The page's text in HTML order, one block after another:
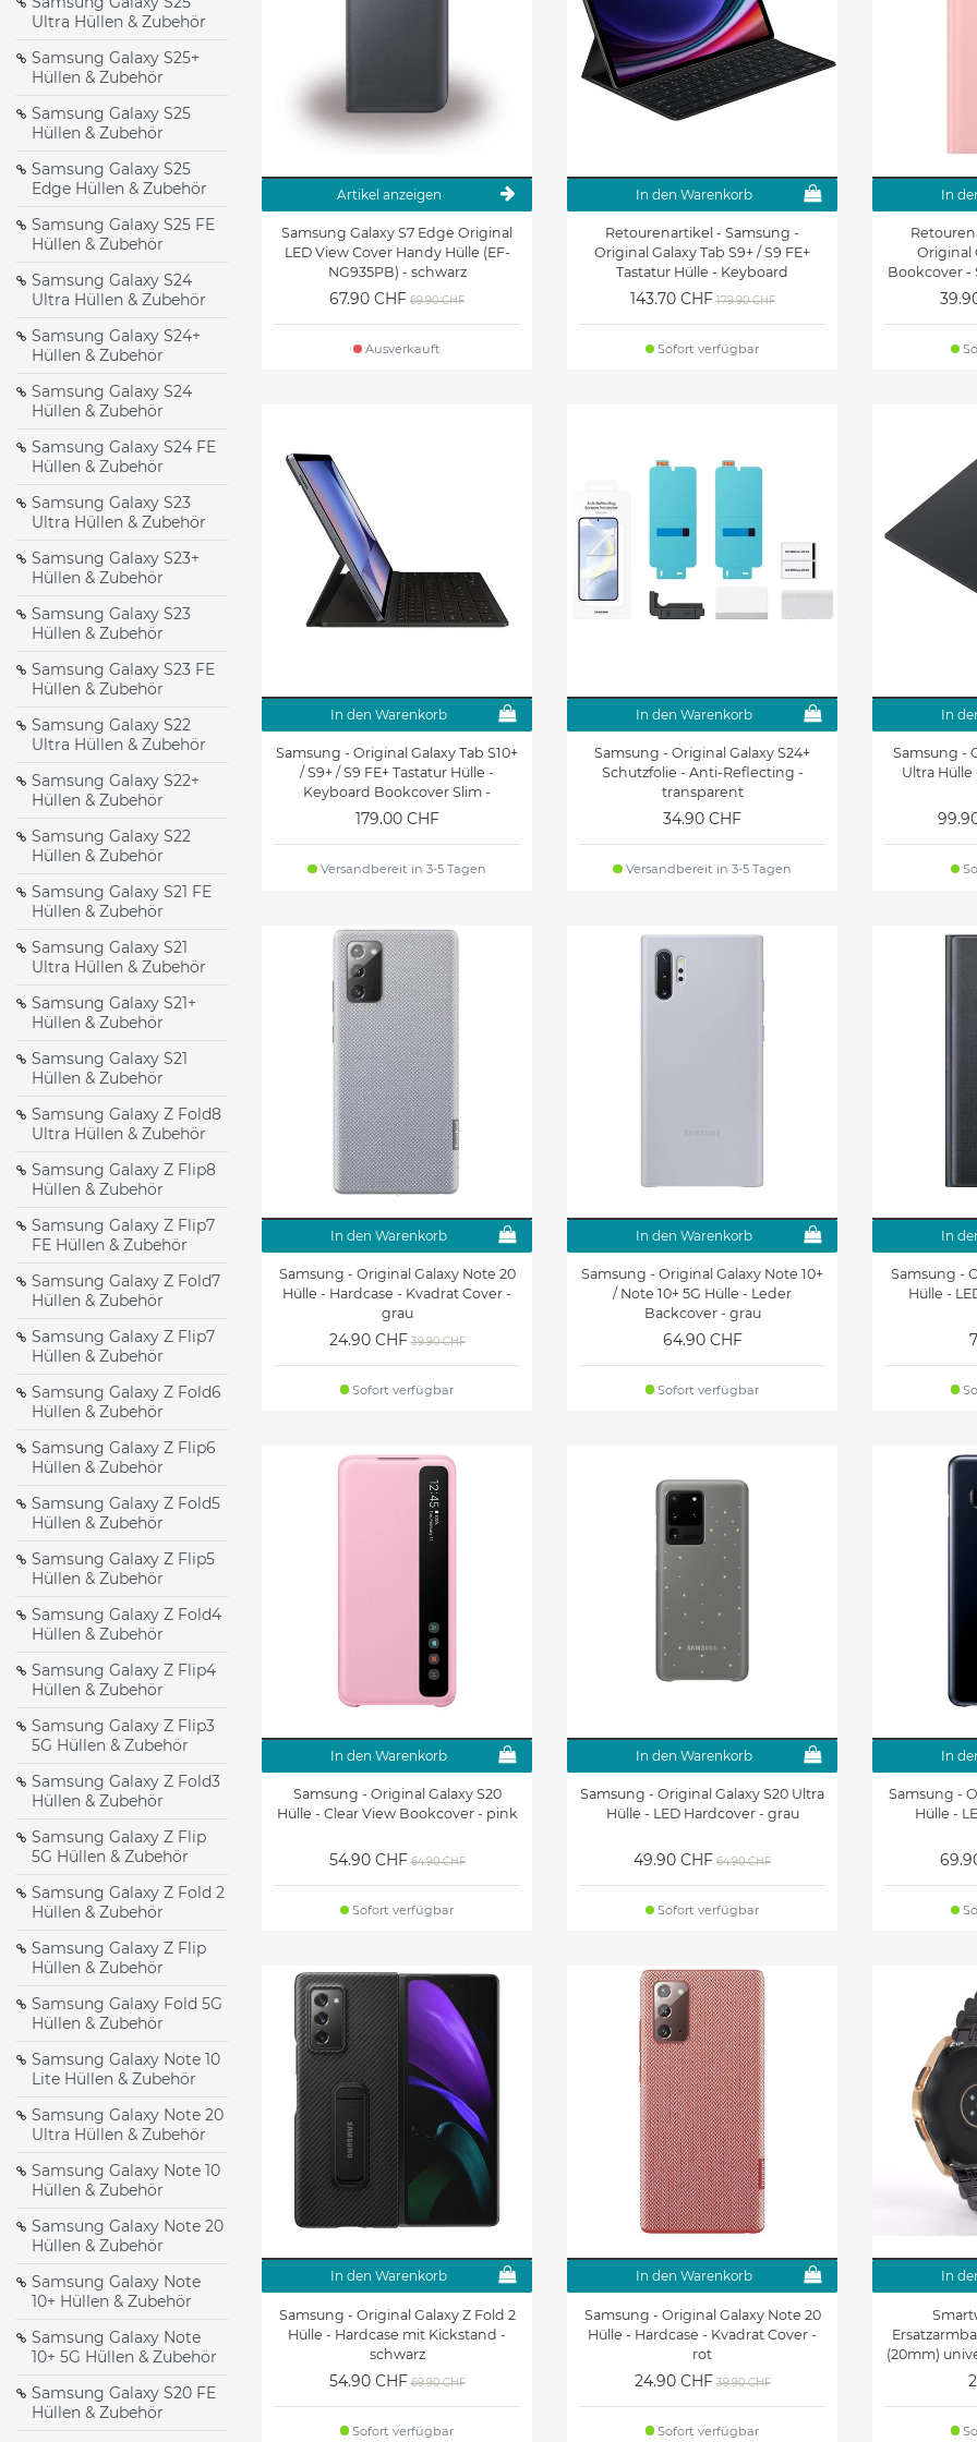
Hüllen & Zubehör
Hüllen & Zubehör
Samsung Galaxy A23 5G
Hüllen & Zubehör
Hüllen & Zubehör
Samsung Galaxy A22 4G
Hüllen & Zubehör
Samsung Galaxy A21s
Hüllen & Zubehör
Samsung Galaxy A17 4G
Samsung Galaxy A16 5G
Hüllen & Zubehör
Samsung Galaxy A16 4G
Samsung Galaxy A14 4G
Hüllen & Zubehör
Samsung Galaxy A13 5G
Hüllen & Zubehör
Samsung Galaxy A13 4G
Hüllen & Zubehör
Samsung Galaxy A12 Hüllen
& Zubehör
Hüllen & Zubehör
Samsung Galaxy A06 5G
Hüllen & Zubehör
Samsung Galaxy A04s
Hüllen & Zubehör
Samsung Galaxy A03s
Hüllen & Zubehör
Hüllen & Zubehör
Samsung Galaxy M52 5G
Hüllen & Zubehör
Samsung Galaxy M33 5G
Hüllen & Zubehör
Samsung Galaxy M20
Galaxy Note 9 Hüllen &
Zubehör
Samsung Galaxy Tab S10+
Hüllen & Zubehör
Samsung Galaxy Tab S10
Lite Hüllen & Zubehör
Ultra Hüllen & Zubehör
Samsung Galaxy Tab S9
FE+ Hüllen & Zubehör
Samsung Galaxy Tab S8
Ultra Hüllen & Zubehör
Samsung Galaxy Tab S8+
Hüllen & Zubehör
Samsung Galaxy Tab S8
Hüllen & Zubehör
Hüllen & Zubehör
Samsung Galaxy Tab S7 FE
Hüllen & Zubehör
Samsung Galaxy Tab A11+
Hüllen & Zubehör
Samsung Galaxy Tab A11
Hüllen & Zubehör
Samsung Galaxy Tab A8
(2021) Hüllen & Zubehör
Hüllen & Zubehör
Lite Hüllen & Zubehör
(2020) Hüllen & Zubehör
Samsung Galaxy Tab A7
Samsung Galaxy Tab A 8.0
(2019) Hüllen & Zubehör
Samsung Galaxy Tab Active
2 8.0 Hüllen & Zubehör
Galaxy Tab S4 10.5 Hüllen &
Galaxy Note 8.0
(N5100/N5110) Hüllen &
Zubehör
Galaxy Tab S3 8.0 Hüllen &
Zubehör
Galaxy Note Pro/Tab Pro
12.2 (P900/T900) Hüllen &
Zubehör
Galaxy Tab S3 9.7 Hüllen &
Zubehör
Galaxy S8 Hüllen &
Zubehör
Galaxy S6 Edge Hüllen &
Zubehör
Galaxy S6 Edge Plus Hüllen
& Zubehör
Galaxy S6 Active Hüllen &
Galaxy A6+ (2018) Hüllen &
Galaxy A8 (2018) Hüllen &
Zubehör
Galaxy A5 (2017 Edition)
Hüllen & Zubehör
Galaxy A5 (2016 Edition)
Hüllen & Zubehör
Zubehör
Galaxy Ace 3 Hüllen &
Zubehör
Galaxy C7 Hüllen &
Zubehör
Galaxy Core 2 Hüllen &
Zubehör
Galaxy Core/Core Duos
Hüllen & Zubehör
Galaxy Express Hüllen &
Zubehör
Galaxy Mega 5.8 Hüllen &
Zubehör
Galaxy Mega 6.3 Hüllen &
Zubehör
Galaxy Mini 2 Hüllen &
Zubehör
Galaxy Note 8 Hüllen &
Galaxy Note 4 Hüllen &
Galaxy Note 3 Hüllen &
Zubehör
Galaxy Note 3 Lite/Neo
Hüllen & Zubehör
Zubehör
Galaxy J1 Ace Hüllen &
Galaxy J5 (2016 Edition)
Hüllen & Zubehör
Galaxy J5 Hüllen & Zubehör
Galaxy J6+ Hüllen &
Zubehör
Galaxy S5 Mini Hüllen &
Galaxy S5 Neo Hüllen &
Galaxy S3 Mini Hüllen &
Zubehör
Galaxy S Duos Hüllen &
Samsung Galaxy Xcover7
Pro Hüllen & Zubehör
Samsung Galaxy Xcover7
Hüllen & Zubehör
Samsung Galaxy Xcover6
Galaxy Xcover 2 Hüllen &
Samsung Galaxy Xcover
Pro Hüllen & Zubehör
Galaxy Tab 4 10.1
(T530/T531/T533/T535) Hüllen
Galaxy Tab 4 8.0
(T330/T331/T335) Hüllen &
Galaxy Tab 3 7.0 Hüllen &
Zubehör
Galaxy Tab 3 7.0 Lite Hüllen
& Zubehör
Zubehör
Galaxy Tab 2 7.0 Hüllen &
Galaxy Tab A 8.0 (T350)
Galaxy Tab A 8.0 (2017)
(T550/T555) Hüllen &
Galaxy Tab Pro 10.1
(T520/T525) Hüllen &
Zubehör
Galaxy Tab Pro 8.4
(T320/T321/T325) Hüllen &
Zubehör
Galaxy Tab S 10.5
(T800/T801/T805) Hüllen &
Zubehör
(T700/T701/T705) Hüllen &
Galaxy TabPro S Hüllen &
Zubehör
Samsung Galaxy Watch 8
Samsung Galaxy Watch
Samsung Galaxy Watch7
Galaxy Watch4 / Watch4
Classic Armbänder und
Zubehör
Samsung Galaxy Watch3
41mm Armbänder und
Zubehör
Samsung Galaxy Watch3
45mm Armbänder und
Zubehör
Samsung Galaxy Watch
Active 2 Armbänder und
Galaxy Watch 46mm
Armbänder und Zubehör
Gear Fit 2 (SM-R360)
Armbänder & Zubehör
Gear Fit (SM-R350)
Armbänder & Zubehör
Gear Sport Armbänder und
Zubehör
Ultra Hüllen & Zubehör
Samsung Galaxy S25+
Hüllen & Zubehör
Samsung Galaxy S25
Hüllen & Zubehör
Samsung Galaxy S25
Edge Hüllen & Zubehör
Samsung Galaxy S25 FE
Hüllen & Zubehör
Samsung Galaxy S24
Ultra Hüllen & Zubehör
Samsung Galaxy S24+
Hüllen & Zubehör
Samsung Galaxy S24
Hüllen & Zubehör
Samsung Galaxy S24 FE
Hüllen & Zubehör
Samsung Galaxy S23
Ultra Hüllen & Zubehör
Samsung Galaxy S23+
Hüllen & Zubehör
Samsung Galaxy S23
Hüllen & Zubehör
Samsung Galaxy S23 FE
Hüllen & Zubehör
Samsung Galaxy S22
Ultra Hüllen & Zubehör
Samsung Galaxy S22+
Hüllen & Zubehör
Samsung Galaxy S22
Hüllen & Zubehör
Samsung Galaxy S21 FE
Hüllen & Zubehör
Samsung Galaxy S21
Ultra Hüllen & Zubehör
Samsung Galaxy S21+
Hüllen & Zubehör
Samsung Galaxy S21
Hüllen & Zubehör
Samsung Galaxy Z Fold8
Ultra Hüllen & Zubehör
Samsung Galaxy Z Flip8
Hüllen & Zubehör
Samsung Galaxy Z Flip7
FE Hüllen & Zubehör
Samsung Galaxy Z Fold7
Hüllen & Zubehör
Samsung Galaxy Z Flip7
Hüllen & Zubehör
Samsung Galaxy Z Fold6
Hüllen & Zubehör
Samsung Galaxy Z Flip6
Hüllen & Zubehör
Samsung Galaxy Z Fold5
Hüllen & Zubehör
Samsung Galaxy Z Flip5
Hüllen & Zubehör
Samsung Galaxy Z Fold4
Hüllen & Zubehör
Samsung Galaxy Z Flip4
Hüllen & Zubehör
Samsung Galaxy Z Flip3
5G Hüllen & Zubehör
Samsung Galaxy Z Fold3
Hüllen & Zubehör
Samsung Galaxy Z Flip
5G Hüllen & Zubehör
Samsung Galaxy Z Fold 2
Hüllen & Zubehör
Samsung Galaxy Z Flip
Hüllen & Zubehör
Samsung Galaxy Fold 5G
Hüllen & Zubehör
Samsung Galaxy Note 10
Lite Hüllen & Zubehör
Samsung Galaxy Note 20
Ultra Hüllen & Zubehör
Samsung Galaxy Note 10
Hüllen & Zubehör
Samsung Galaxy Note 20
Hüllen & Zubehör
Samsung Galaxy Note
10+ Hüllen & Zubehör
Samsung Galaxy Note
10+ 5G Hüllen & Zubehör
Samsung Galaxy S20 FE
Hüllen & Zubehör
Artikel anzeigen
Samsung Galaxy S7 Edge Original
LED View Cover Handy Hülle (EF-
NG935PB) - schwarz
67.90 CHF 69.90 CHF
Ausverkauft
In den Warenkorb
Retourenartikel - Samsung -
Original Galaxy Tab S9+ / S9 FE+
Tastatur Hülle - Keyboard
Bookcover Slim - schwarz
143.70 CHF 179.90 CHF
Sofort verfügbar
In
Original
Bookcover -
In den Warenkorb
Samsung - Original Galaxy Tab S10+
/ S9+ / S9 FE+ Tastatur Hülle -
Keyboard Bookcover Slim -
schwarz
179.00 CHF
Versandbereit in 3-5 Tagen
In den Warenkorb
Samsung - Original Galaxy S24+
Schutzfolie - Anti-Reflecting -
transparent
34.90 CHF
Versandbereit in 3-5 Tagen
In
Samsung -
Ultra
In den Warenkorb
Samsung - Original Galaxy Note 20
Hülle - Hardcase - Kvadrat Cover -
grau
24.90 CHF 39.90 CHF
Sofort verfügbar
In den Warenkorb
Samsung - Original Galaxy Note 10+
/ Note 10+ 5G Hülle - Leder
Backcover - grau
64.90 CHF
Sofort verfügbar
In
Samsung -
Hülle -
In den Warenkorb
Samsung - Original Galaxy S20
Hülle - Clear View Bookcover - pink
54.90 CHF 64.90 CHF
Sofort verfügbar
In den Warenkorb
Samsung - Original Galaxy S20 Ultra
Hülle - LED Hardcover - grau
49.90 CHF 64.90 CHF
Sofort verfügbar
In
Samsung -
Hülle -
In den Warenkorb
Samsung - Original Galaxy Z Fold 2
Hülle - Hardcase mit Kickstand -
schwarz
54.90 CHF 69.90 CHF
Sofort verfügbar
In den Warenkorb
Samsung - Original Galaxy Note 20
Hülle - Hardcase - Kvadrat Cover -
rot
24.90 CHF 39.90 CHF
Sofort verfügbar
In
(20mm)